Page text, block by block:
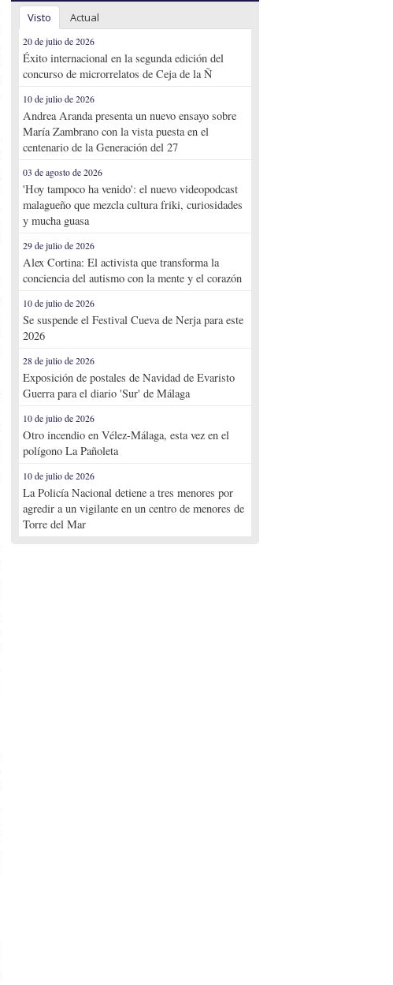
Visto Actual
20 de julio de 2026
Éxito internacional en la segunda edición del
concurso de microrrelatos de Ceja de la Ñ
10 de julio de 2026
Andrea Aranda presenta un nuevo ensayo sobre
María Zambrano con la vista puesta en el
centenario de la Generación del 27
03 de agosto de 2026
'Hoy tampoco ha venido': el nuevo videopodcast
malagueño que mezcla cultura friki, curiosidades
y mucha guasa
29 de julio de 2026
Alex Cortina: El activista que transforma la
conciencia del autismo con la mente y el corazón
10 de julio de 2026
Se suspende el Festival Cueva de Nerja para este
2026
28 de julio de 2026
Exposición de postales de Navidad de Evaristo
Guerra para el diario 'Sur' de Málaga
10 de julio de 2026
Otro incendio en Vélez-Málaga, esta vez en el
polígono La Pañoleta
10 de julio de 2026
La Policía Nacional detiene a tres menores por
agredir a un vigilante en un centro de menores de
Torre del Mar